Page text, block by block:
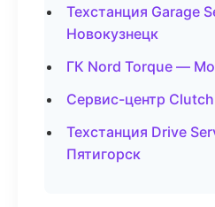
Техстанция Garage
Новокузнецк
ГК Nord Torque —
Сервис-центр
Техстанция Drive
Пятигорск